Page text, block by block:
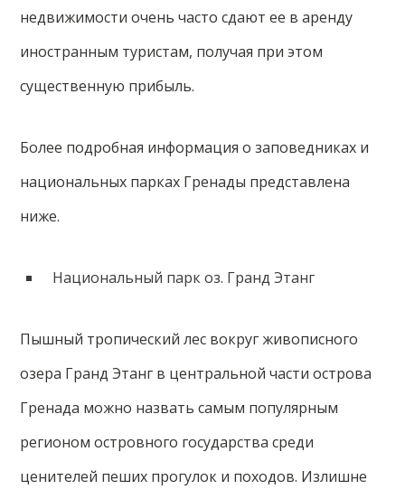
недвижимости очень часто сдают ее в аренду
иностранным туристам, получая при этом
существенную прибыль.
Более подробная информация о заповедниках и
национальных парках Гренады представлена
ниже.
Национальный парк оз. Гранд Этанг
Пышный тропический лес вокруг живописного
озера Гранд Этанг в центральной части острова
Гренада можно назвать самым популярным
регионом островного государства среди
ценителей пеших прогулок и походов. Излишне